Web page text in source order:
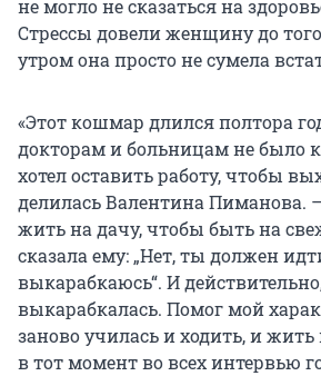
не могло не сказаться на
Стрессы довели женщину до
утром она просто не сумела
«Этот кошмар длился полтора
докторам и больницам не было
хотел оставить работу, чтобы
делилась Валентина Пиманова.
жить на дачу, чтобы быть на
сказала ему: „Нет, ты должен
выкарабкаюсь“. И
выкарабкалась. Помог мой
заново училась и ходить, и
в тот момент во всех интервью